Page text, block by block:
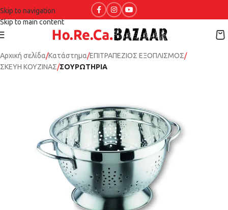
Skip to navigation
Skip to main content
Αρχική σελίδα Κατάστημα ΕΠΙΤΡΑΠΕΖΙΟΣ ΕΞΟΠΛΙΣΜΟΣ
ΣΚΕΥΗ ΚΟΥΖΙΝΑΣ ΣΟΥΡΩΤΗΡΙΑ